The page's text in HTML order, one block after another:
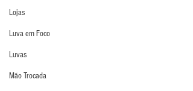
Lojas
Luva em Foco
Luvas
Mão Trocada